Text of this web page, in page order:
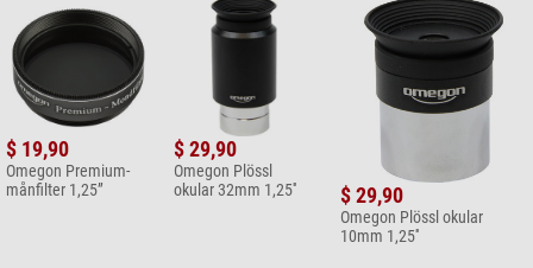
$ 19,90
Omegon Premium-
månfilter 1,25”
$ 29,90
Omegon Plössl
okular 32mm 1,25''
$ 29,90
Omegon Plössl okular
10mm 1,25''